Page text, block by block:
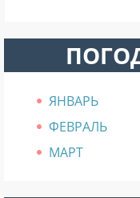
ЯНВАРЬ
ФЕВРАЛЬ
МАРТ